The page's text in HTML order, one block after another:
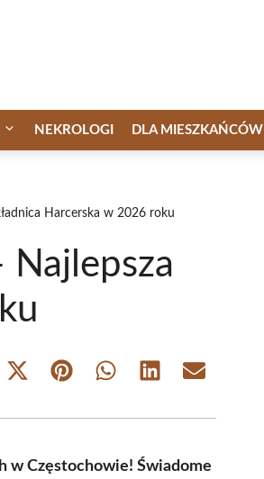
NEKROLOGI DLA MIESZKAŃCÓW
Harcerska w 2026 roku
Najlepsza
Share
(Twitter)
Share Share Share Share
w Częstochowie! Świadome